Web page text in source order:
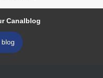
Canalblog